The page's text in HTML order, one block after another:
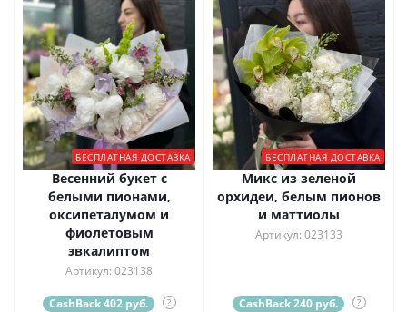
БЕСПЛАТНАЯ ДОСТАВКА
Весенний букет с
белыми пионами,
оксипеталумом и
фиолетовым
эвкалиптом
Артикул: 023138
CashBack 402 руб. ?
БЕСПЛАТНАЯ ДОСТАВКА
Микс из зеленой
орхидеи, белым пионов
и маттиолы
Артикул: 023133
CashBack 240 руб. ?